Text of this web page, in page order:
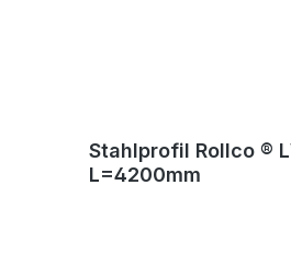
Stahlprofil Rollco ®
L=4200mm